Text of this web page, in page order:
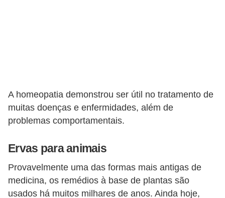
A homeopatia demonstrou ser útil no tratamento de
muitas doenças e enfermidades, além de
problemas comportamentais.
Ervas para animais
Provavelmente uma das formas mais antigas de
medicina, os remédios à base de plantas são
usados ​​há muitos milhares de anos. Ainda hoje,
C
ã
s
,
c
a